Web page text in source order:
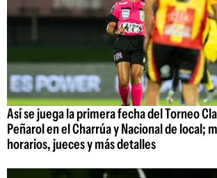
Así se juega la primera fecha del Torneo
Peñarol en el Charrúa y Nacional de local;
horarios, jueces y más detalles